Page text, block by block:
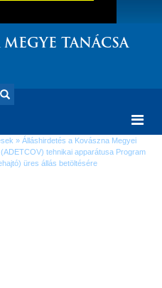
TANÁCSA
» Álláshirdetés a Kovászna Megyei
tehnikai apparátusa Program
üres állás betöltésére